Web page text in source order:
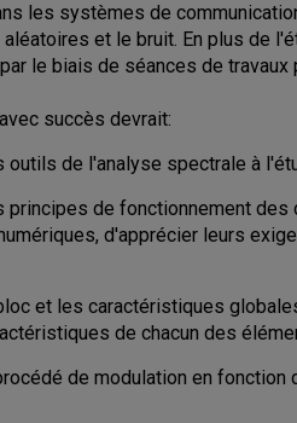
les systèmes de
et le bruit. En plus de
le biais de séances de travaux
succès devrait:
outils de l'analyse spectrale à
principes de fonctionnement
d'apprécier leurs
et les caractéristiques
de chacun des
de modulation en